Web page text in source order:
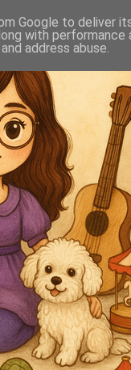
Google to deliver
with
address abuse.